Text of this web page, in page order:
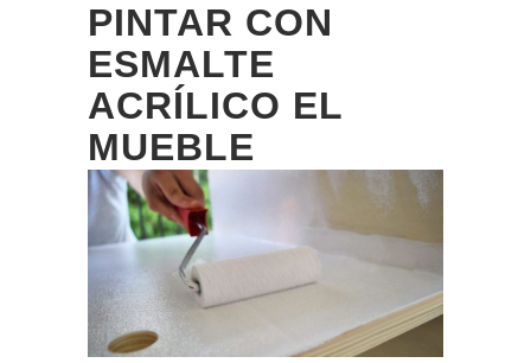
PINTAR CON
ESMALTE
ACRÍLICO EL
MUEBLE